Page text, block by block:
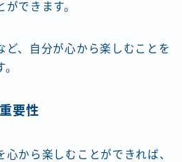
できます。
ど、自分が心から楽しむことを
要性
から楽しむことができれば、